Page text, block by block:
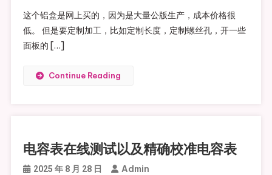
这个铝盒是网上买的，因为是大量公版生产，成本价格很
低。 但是要定制加工，比如定制长度，定制螺丝孔，开一些
面板的 […]
Continue Reading
电容表在线测试以及精确校准电容表
2025 年 8 月 28 日 Admin